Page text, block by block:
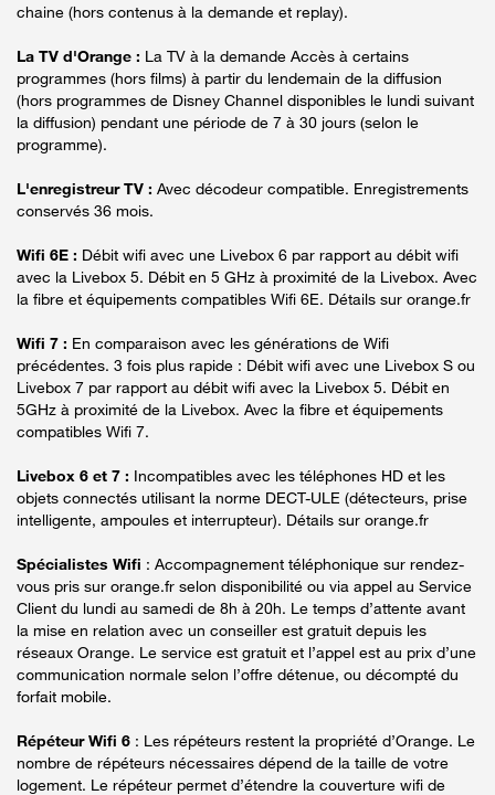
chaine (hors contenus à la demande et replay).
La TV d'Orange : La TV à la demande Accès à certains
programmes (hors films) à partir du lendemain de la diffusion
(hors programmes de Disney Channel disponibles le lundi suivant
la diffusion) pendant une période de 7 à 30 jours (selon le
programme).
L'enregistreur TV : Avec décodeur compatible. Enregistrements
conservés 36 mois.
Wifi 6E : Débit wifi avec une Livebox 6 par rapport au débit wifi
avec la Livebox 5. Débit en 5 GHz à proximité de la Livebox. Avec
la fibre et équipements compatibles Wifi 6E. Détails sur orange.fr
Wifi 7 : En comparaison avec les générations de Wifi
précédentes. 3 fois plus rapide : Débit wifi avec une Livebox S ou
Livebox 7 par rapport au débit wifi avec la Livebox 5. Débit en
5GHz à proximité de la Livebox. Avec la fibre et équipements
compatibles Wifi 7.
Livebox 6 et 7 : Incompatibles avec les téléphones HD et les
objets connectés utilisant la norme DECT-ULE (détecteurs, prise
intelligente, ampoules et interrupteur). Détails sur orange.fr
Spécialistes Wifi : Accompagnement téléphonique sur rendez-
vous pris sur orange.fr selon disponibilité ou via appel au Service
Client du lundi au samedi de 8h à 20h. Le temps d’attente avant
la mise en relation avec un conseiller est gratuit depuis les
réseaux Orange. Le service est gratuit et l’appel est au prix d’une
communication normale selon l’offre détenue, ou décompté du
forfait mobile.
Répéteur Wifi 6 : Les répéteurs restent la propriété d’Orange. Le
nombre de répéteurs nécessaires dépend de la taille de votre
logement. Le répéteur permet d’étendre la couverture wifi de